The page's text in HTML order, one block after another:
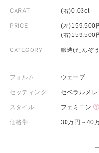
CARAT (右)0.03ct
PRICE
(左)159,500
(右)159,500
CATEGORY 鍛造(たんぞ
フォルム ウェーブ
セッティング セベラルメレ
スタイル フェミニン
価格帯 30万円～40